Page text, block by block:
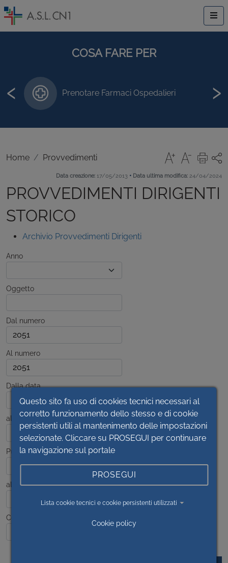
COSA FARE PER
Prenotare Farmaci Ospedalieri
‹ ›
Home Provvedimenti
Data creazione: 17/05/2013 • Data ultima modifica: 24/04/2024
PROVVEDIMENTI DIRIGENTI
STORICO
Archivio Provvedimenti Dirigenti
Anno
Oggetto
Dal numero
Al numero
Dalla data
alla data
Pubblicato dal
al
Contenuto
Questo sito fa uso di cookies tecnici necessari al
corretto funzionamento dello stesso e di cookie
persistenti utili al mantenimento delle impostazioni
selezionate. Cliccare su PROSEGUI per continuare
la navigazione sul portale
PROSEGUI
Lista cookie tecnici e cookie persistenti utilizzati
Cookie policy